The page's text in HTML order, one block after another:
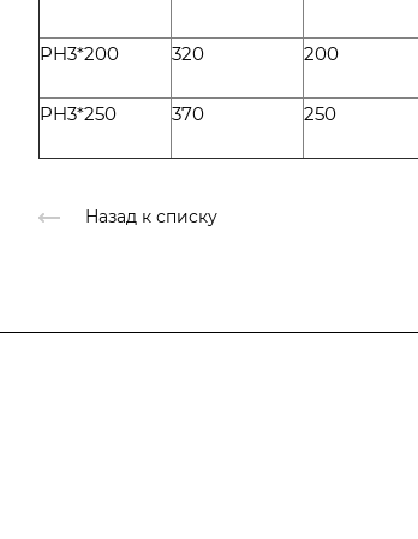
PH3*200 320 200
PH3*250 370 250
Назад к списку